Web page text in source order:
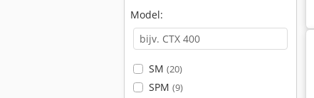
Model:
SM (20)
SPM (9)